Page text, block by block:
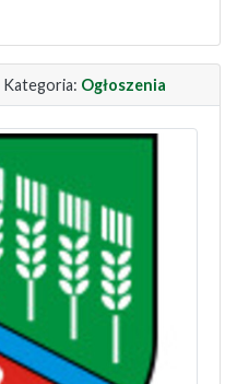
Kategoria: Ogłoszenia